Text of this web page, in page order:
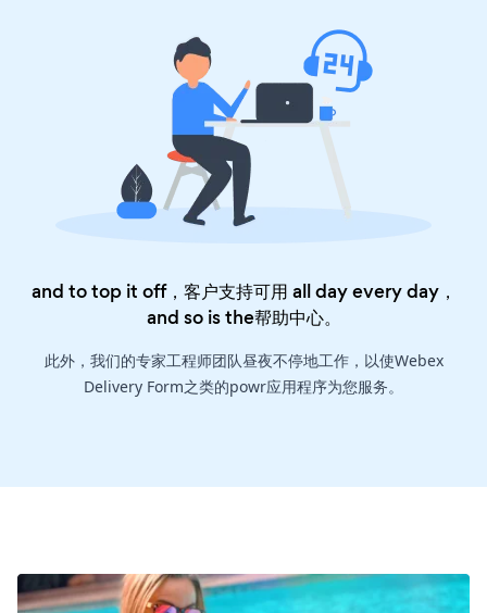
and to top it off，客户支持可用 all day every day，
and so is the帮助中心。
此外，我们的专家工程师团队昼夜不停地工作，以使Webex
Delivery Form之类的powr应用程序为您服务。